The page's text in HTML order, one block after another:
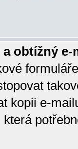
obtížný
kopii e-